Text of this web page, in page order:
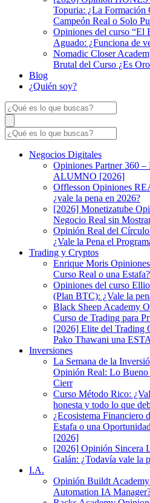
Topuria: ¿La Formación
Campeón Real o Solo
Opiniones del curso “El
Aguado: ¿Funciona de
Nomadic Closer
Brutal del Curso ¿Es
Blog
¿Quién soy?
Negocios Digitales
Opiniones Partner 360
ALUMNO [2026]
Offlesson Opiniones
¿vale la pena en 2026?
[2026] Monetizatube
Negocio Real sin
Opinión Real del
¿Vale la Pena el
Trading y Cryptos
Enrique Moris
Curso Real o una Estafa?
Opiniones del curso
(Plan BTC): ¿Vale la
Black Sheep Academy
Curso de Trading para
[2026] Elite del Trading
Pako Thawani una
Inversiones
La Semana de la
Opinión Real: Lo
Cierr
Curso Método Rico:
honesta y todo lo que
¿Ecosistema Financiero
Estafa o una
[2026]
[2026] Opinión Sincera
Galán: ¿Todavía vale la
I.A.
Opinión Buildt
Automation IA